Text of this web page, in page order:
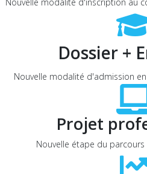
Dossier +
Nouvelle modalité d'admission
Projet
Nouvelle étape du